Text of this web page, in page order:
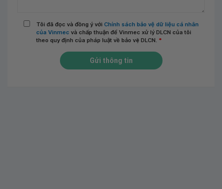
Tôi đã đọc và đồng ý với Chính sách bảo vệ dữ liệu cá nhân
của Vinmec và chấp thuận để Vinmec xử lý DLCN của tôi
theo quy định của pháp luật về bảo vệ DLCN. *
Gửi thông tin